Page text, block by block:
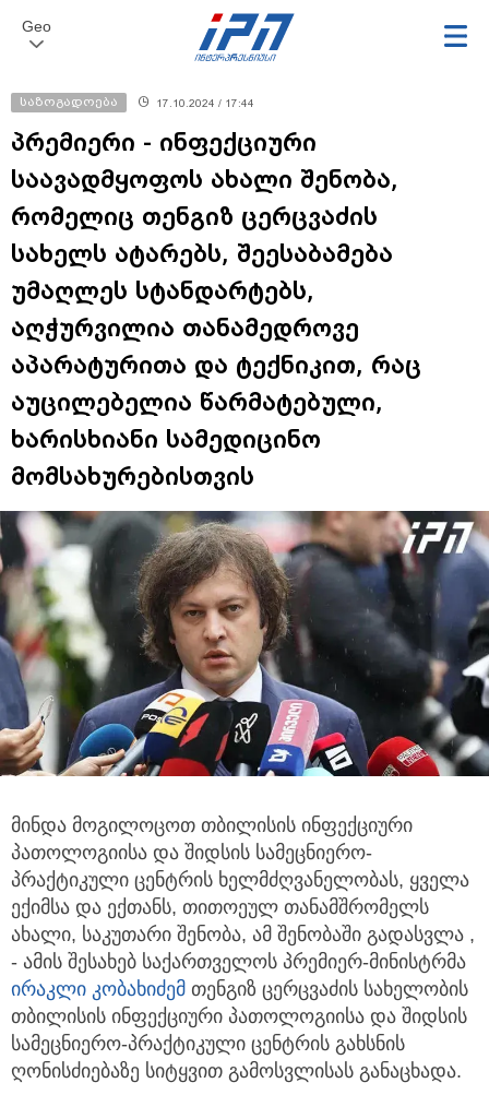
Geo
საზოგადოება 17.10.2024 / 17:44
პრემიერი - ინფექციური
საავადმყოფოს ახალი შენობა,
რომელიც თენგიზ ცერცვაძის
სახელს ატარებს, შეესაბამება
უმაღლეს სტანდარტებს,
აღჭურვილია თანამედროვე
აპარატურითა და ტექნიკით, რაც
აუცილებელია წარმატებული,
ხარისხიანი სამედიცინო
მომსახურებისთვის
მინდა მოგილოცოთ თბილისის ინფექციური
პათოლოგიისა და შიდსის სამეცნიერო-
პრაქტიკული ცენტრის ხელმძღვანელობას, ყველა
ექიმსა და ექთანს, თითოეულ თანამშრომელს
ახალი, საკუთარი შენობა, ამ შენობაში გადასვლა ,
- ამის შესახებ საქართველოს პრემიერ-მინისტრმა
ირაკლი კობახიძემ თენგიზ ცერცვაძის სახელობის
თბილისის ინფექციური პათოლოგიისა და შიდსის
სამეცნიერო-პრაქტიკული ცენტრის გახსნის
ღონისძიებაზე სიტყვით გამოსვლისას განაცხადა.